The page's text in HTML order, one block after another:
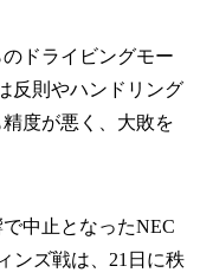
ドライビングモー
反則やハンドリング
度が悪く、大敗を
中止となったNEC
ンズ戦は、21日に秩